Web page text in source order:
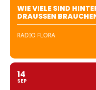
WIE VIELE SIND
DRAUSSEN BRAUCHEN
RADIO FLORA
14
SEP